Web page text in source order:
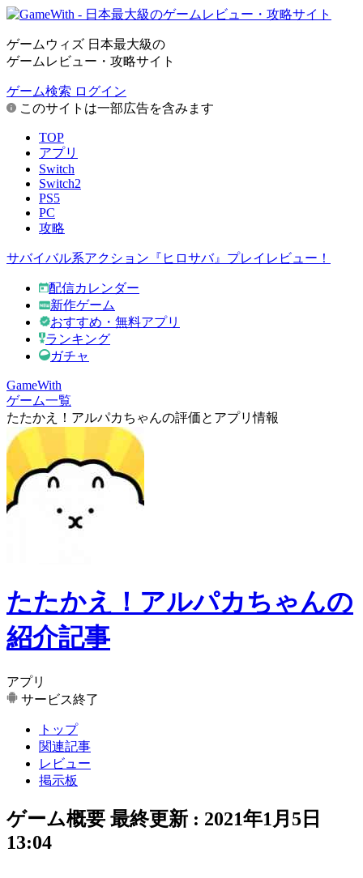
ゲームウィズ 日本最大級の
ゲームレビュー・攻略サイト
ゲーム検索 ログイン
このサイトは一部広告を含みます
TOP
アプリ
Switch
Switch2
PS5
PC
攻略
サバイバル系アクション『ヒロサバ』プレイレビュー！
配信カレンダー
新作ゲーム
おすすめ・無料アプリ
ランキング
ガチャ
GameWith
ゲーム一覧
たたかえ！アルパカちゃんの評価とアプリ情報
たたかえ！アルパカちゃんの
紹介記事
アプリ
サービス終了
トップ
関連記事
レビュー
掲示板
ゲーム概要 最終更新 : 2021年1月5日
13:04